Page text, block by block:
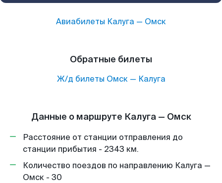
Авиабилеты Калуга — Омск
Обратные билеты
Ж/д билеты Омск— Калуга
Данные о маршруте Калуга — Омск
Расстояние от станции отправления до
станции прибытия - 2343 км.
Количество поездов по направлению Калуга —
Омск - 30